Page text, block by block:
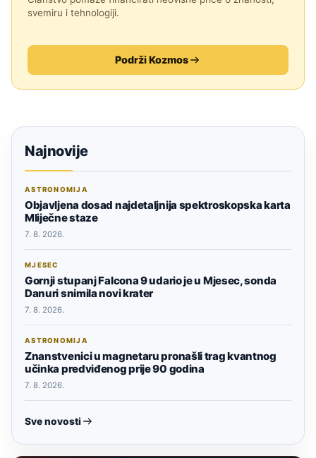
svemiru i tehnologiji.
Podrži Kozmos
Najnovije
ASTRONOMIJA
Objavljena dosad najdetaljnija spektroskopska karta
Mliječne staze
7. 8. 2026.
MJESEC
Gornji stupanj Falcona 9 udario je u Mjesec, sonda
Danuri snimila novi krater
7. 8. 2026.
ASTRONOMIJA
Znanstvenici u magnetaru pronašli trag kvantnog
učinka predviđenog prije 90 godina
7. 8. 2026.
Sve novosti